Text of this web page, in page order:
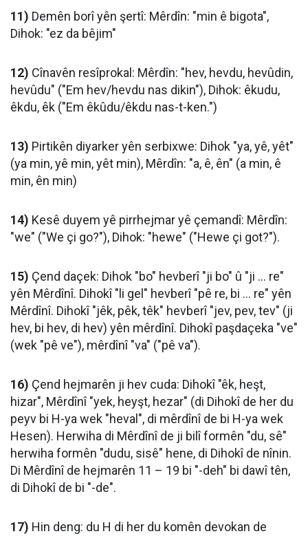
11) Demên borî yên şertî: Mêrdîn: "min ê bigota",
Dihok: "ez da bêjim"
12) Cînavên resîprokal: Mêrdîn: "hev, hevdu, hevûdin,
hevûdu" ("Em hev/hevdu nas dikin"), Dihok: êkudu,
êkdu, êk ("Em êkûdu/êkdu nas-t-ken.")
13) Pirtikên diyarker yên serbixwe: Dihok "ya, yê, yêt"
(ya min, yê min, yêt min), Mêrdîn: "a, ê, ên" (a min, ê
min, ên min)
14) Kesê duyem yê pirrhejmar yê çemandî: Mêrdîn:
"we" ("We çi go?"), Dihok: "hewe" ("Hewe çi got?").
15) Çend daçek: Dihok "bo" hevberî "ji bo" û "ji … re"
yên Mêrdînî. Dihokî "li gel" hevberî "pê re, bi … re" yên
Mêrdînî. Dihokî "jêk, pêk, têk" hevberî "jev, pev, tev" (ji
hev, bi hev, di hev) yên mêrdînî. Dihokî paşdaçeka "ve"
(wek "pê ve"), mêrdînî "va" ("pê va").
16) Çend hejmarên ji hev cuda: Dihokî "êk, heşt,
hizar", Mêrdînî "yek, heyşt, hezar" (di Dihokî de her du
peyv bi H-ya wek "heval", di mêrdînî de bi H-ya wek
Hesen). Herwiha di Mêrdînî de ji bilî formên "du, sê"
herwiha formên "dudu, sisê" hene, di Dihokî de nînin.
Di Mêrdînî de hejmarên 11 – 19 bi "-deh" bi dawî tên,
di Dihokî de bi "-de".
17) Hin deng: du H di her du komên devokan de